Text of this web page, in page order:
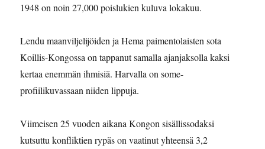
1948 on noin 27,000 poislukien kuluva lokakuu.
Lendu maanviljelijöiden ja Hema paimentolaisten sota
Koillis-Kongossa on tappanut samalla ajanjaksolla kaksi
kertaa enemmän ihmisiä. Harvalla on some-
profiilikuvassaan niiden lippuja.
Viimeisen 25 vuoden aikana Kongon sisällissodaksi
kutsuttu konfliktien rypäs on vaatinut yhteensä 3,2